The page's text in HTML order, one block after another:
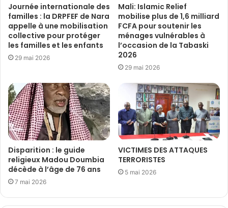
Journée internationale des
familles : la DRPFEF de Nara
appelle à une mobilisation
collective pour protéger
les familles et les enfants
29 mai 2026
Mali: Islamic Relief
mobilise plus de 1,6 milliard
FCFA pour soutenir les
ménages vulnérables à
l’occasion de la Tabaski
2026
29 mai 2026
Disparition : le guide
religieux Madou Doumbia
décède à l’âge de 76 ans
7 mai 2026
VICTIMES DES ATTAQUES
TERRORISTES
5 mai 2026